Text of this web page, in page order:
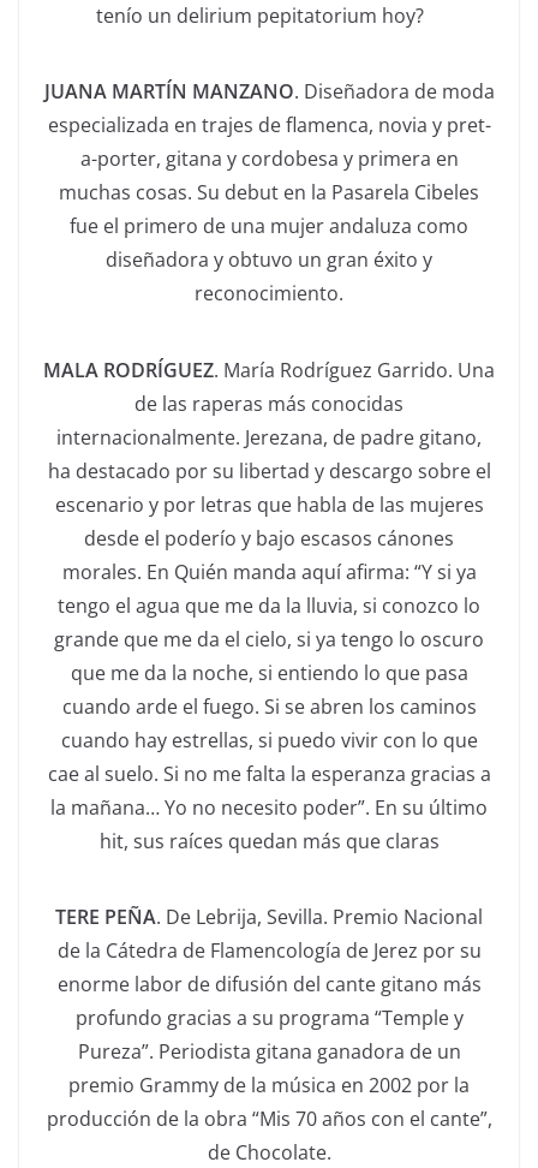
tenío un delirium pepitatorium hoy?
JUANA MARTÍN MANZANO. Diseñadora de moda
especializada en trajes de flamenca, novia y pret-
a-porter, gitana y cordobesa y primera en
muchas cosas. Su debut en la Pasarela Cibeles
fue el primero de una mujer andaluza como
diseñadora y obtuvo un gran éxito y
reconocimiento.
MALA RODRÍGUEZ. María Rodríguez Garrido. Una
de las raperas más conocidas
internacionalmente. Jerezana, de padre gitano,
ha destacado por su libertad y descargo sobre el
escenario y por letras que habla de las mujeres
desde el poderío y bajo escasos cánones
morales. En Quién manda aquí afirma: “Y si ya
tengo el agua que me da la lluvia, si conozco lo
grande que me da el cielo, si ya tengo lo oscuro
que me da la noche, si entiendo lo que pasa
cuando arde el fuego. Si se abren los caminos
cuando hay estrellas, si puedo vivir con lo que
cae al suelo. Si no me falta la esperanza gracias a
la mañana… Yo no necesito poder”. En su último
hit, sus raíces quedan más que claras
TERE PEÑA. De Lebrija, Sevilla. Premio Nacional
de la Cátedra de Flamencología de Jerez por su
enorme labor de difusión del cante gitano más
profundo gracias a su programa “Temple y
Pureza”. Periodista gitana ganadora de un
premio Grammy de la música en 2002 por la
producción de la obra “Mis 70 años con el cante”,
de Chocolate.